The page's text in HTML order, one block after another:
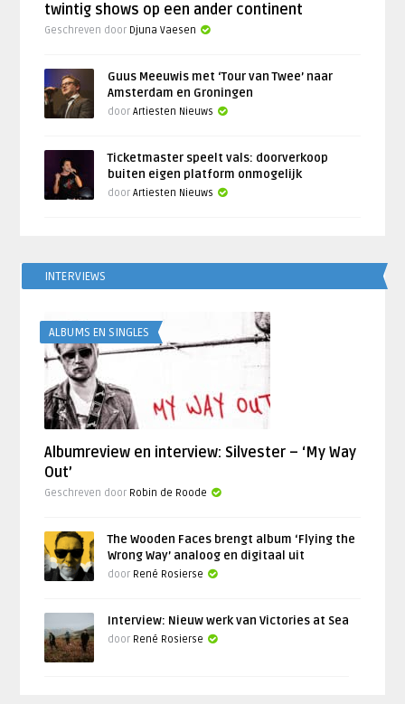
twintig shows op een ander continent
Geschreven door Djuna Vaesen
Guus Meeuwis met ‘Tour van Twee’ naar
Amsterdam en Groningen
doorArtiesten Nieuws
Ticketmaster speelt vals: doorverkoop
buiten eigen platform onmogelijk
doorArtiesten Nieuws
INTERVIEWS
ALBUMS EN SINGLES
Albumreview en interview: Silvester – ‘My Way
Out’
Geschreven door Robin de Roode
The Wooden Faces brengt album ‘Flying the
Wrong Way’ analoog en digitaal uit
door René Rosierse
Interview: Nieuw werk van Victories at Sea
door René Rosierse